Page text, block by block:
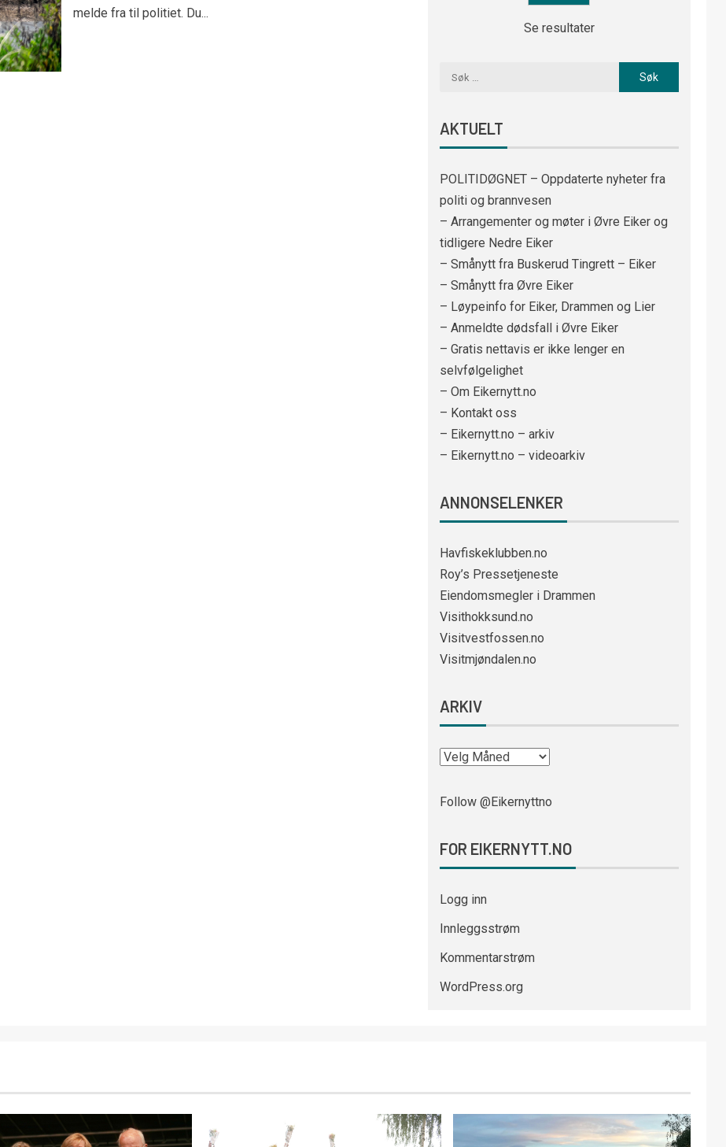
melde fra til politiet. Du...
Se resultater
AKTUELT
POLITIDØGNET – Oppdaterte nyheter fra
politi og brannvesen
– Arrangementer og møter i Øvre Eiker og
tidligere Nedre Eiker
– Smånytt fra Buskerud Tingrett – Eiker
– Smånytt fra Øvre Eiker
– Løypeinfo for Eiker, Drammen og Lier
– Anmeldte dødsfall i Øvre Eiker
– Gratis nettavis er ikke lenger en
selvfølgelighet
– Om Eikernytt.no
– Kontakt oss
– Eikernytt.no – arkiv
– Eikernytt.no – videoarkiv
ANNONSELENKER
Havfiskeklubben.no
Roy’s Pressetjeneste
Eiendomsmegler i Drammen
Visithokksund.no
Visitvestfossen.no
Visitmjøndalen.no
ARKIV
Follow @Eikernyttno
FOR EIKERNYTT.NO
Logg inn
Innleggsstrøm
Kommentarstrøm
WordPress.org